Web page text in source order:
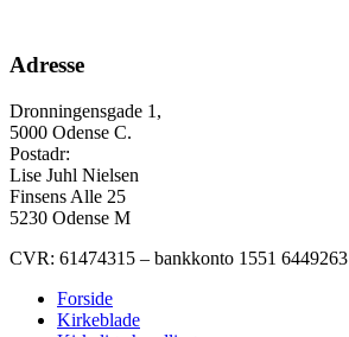
Adresse
Dronningensgade 1,
5000 Odense C.
Postadr:
Lise Juhl Nielsen
Finsens Alle 25
5230 Odense M
CVR: 61474315 – bankkonto 1551 6449263
Forside
Kirkeblade